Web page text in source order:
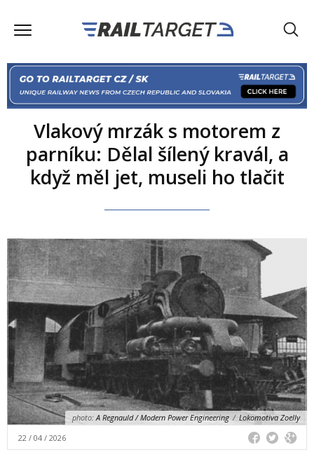
Vlakový mrzák s motorem z
parníku: Dělal šílený kravál, a
když měl jet, museli ho tlačit
photo:A Regnauld / Modern Power Engineering / Lokomotiva Zoelly
22 / 04 / 2026